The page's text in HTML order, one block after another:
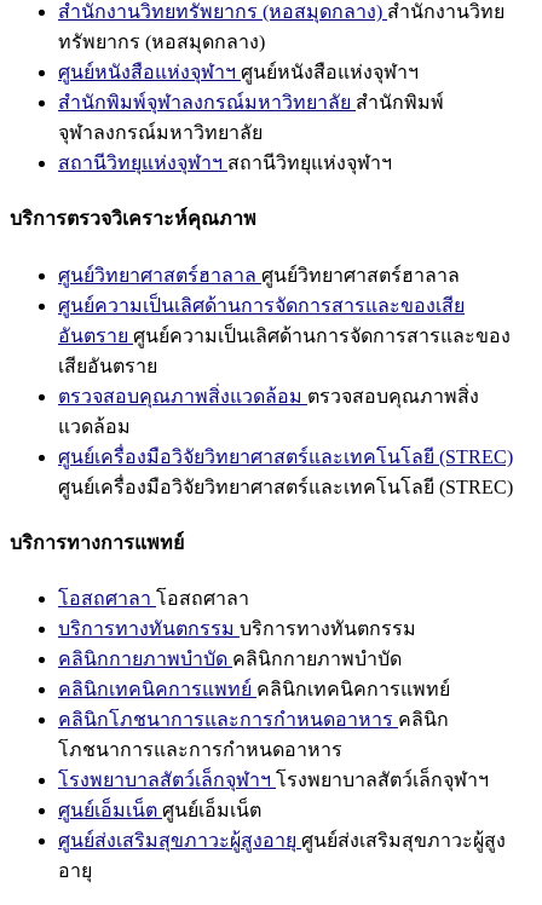
สำนักงานวิทยทรัพยากร (หอสมุดกลาง) สำนักงานวิทย
ทรัพยากร (หอสมุดกลาง)
ศูนย์หนังสือแห่งจุฬาฯ ศูนย์หนังสือแห่งจุฬาฯ
สำนักพิมพ์จุฬาลงกรณ์มหาวิทยาลัย สำนักพิมพ์
จุฬาลงกรณ์มหาวิทยาลัย
สถานีวิทยุแห่งจุฬาฯ สถานีวิทยุแห่งจุฬาฯ
บริการตรวจวิเคราะห์คุณภาพ
ศูนย์วิทยาศาสตร์ฮาลาล ศูนย์วิทยาศาสตร์ฮาลาล
ศูนย์ความเป็นเลิศด้านการจัดการสารและของเสีย
อันตราย ศูนย์ความเป็นเลิศด้านการจัดการสารและของ
เสียอันตราย
ตรวจสอบคุณภาพสิ่งแวดล้อม ตรวจสอบคุณภาพสิ่ง
แวดล้อม
ศูนย์เครื่องมือวิจัยวิทยาศาสตร์และเทคโนโลยี (STREC)
ศูนย์เครื่องมือวิจัยวิทยาศาสตร์และเทคโนโลยี (STREC)
บริการทางการแพทย์
โอสถศาลา โอสถศาลา
บริการทางทันตกรรม บริการทางทันตกรรม
คลินิกกายภาพบำบัด คลินิกกายภาพบำบัด
คลินิกเทคนิคการแพทย์ คลินิกเทคนิคการแพทย์
คลินิกโภชนาการและการกำหนดอาหาร คลินิก
โภชนาการและการกำหนดอาหาร
โรงพยาบาลสัตว์เล็กจุฬาฯ โรงพยาบาลสัตว์เล็กจุฬาฯ
ศูนย์เอ็มเน็ต ศูนย์เอ็มเน็ต
ศูนย์ส่งเสริมสุขภาวะผู้สูงอายุ ศูนย์ส่งเสริมสุขภาวะผู้สูง
อายุ